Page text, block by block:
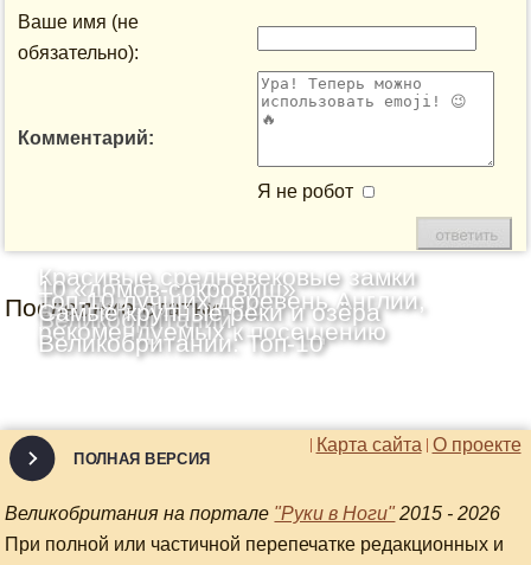
Ваше имя (не
обязательно):
Комментарий:
Я не робот
Последние статьи
Красивые средневековые замки
Шотландии: Топ-10
10 «домов-сокровищ»
Великобритании
Топ-10 лучших деревень Англии,
рекомендуемых к посещению
Самые крупные реки и озёра
Великобритании: Топ-10
О проекте
Карта сайта
ПОЛНАЯ ВЕРСИЯ
Великобритания на портале "Руки в Ноги" 2015 - 2026
При полной или частичной перепечатке редакционных и